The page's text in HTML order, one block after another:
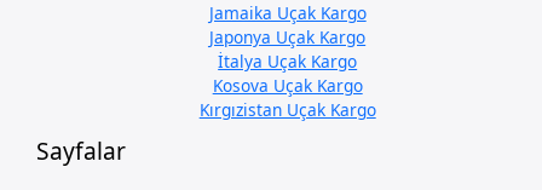
Jamaika Uçak Kargo
Japonya Uçak Kargo
İtalya Uçak Kargo
Kosova Uçak Kargo
Kırgızistan Uçak Kargo
Sayfalar